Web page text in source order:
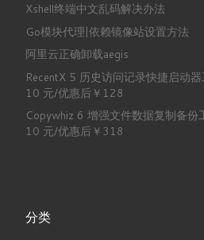
Xshell终端中文乱码解决办法
Go模块代理|依赖镜像站设置方法
阿里云正确卸载aegis
RecentX 5 历史访问记录快捷启动
10 元/优惠后￥128
Copywhiz 6 增强文件数据复制备份
10 元/优惠后￥318
分类